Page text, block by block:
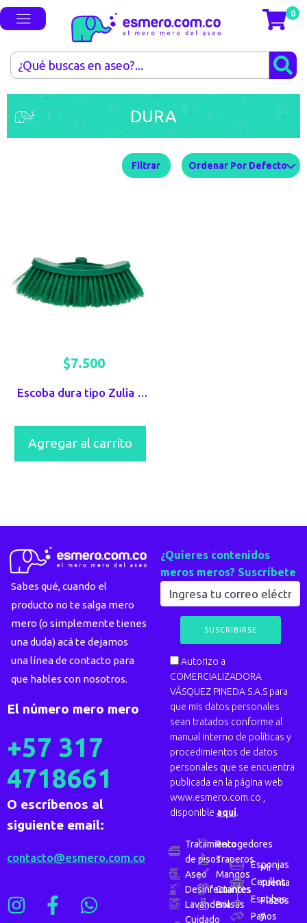
0
DURA
Filtrar
Escoba dura tipo Zulia Repuesto
$7.500
Agregar al carrito
Sabes qué, cuando el
producto no te salga mero
mero (o simplemente tienes
una duda) acá te dejamos
una línea de contacto para
que hables con nosotros.
El número mero mero
+57 317
4718661
O escríbenos al
siguiente email:
contacto@esmero.com.co
¿Quieres contenidos
meros meros? Suscríbete
Autorizo a
COMERCIALIZADORA
VÁSQUEZ PINEDA S.A.S para
que mis datos personales
sean tratados conforme al
manual interno de políticas y
procedimientos de datos
personales que se encuentra
publicada en la página web
www.esmero.com.co ,
disponible aquí.
Tratamiento
de pisos
Aseo
Desinfectantes
Lavanderia
Cuidado
Recogedores
Traperos
Mangos
Guantes
Bolsas
Esponjas
Cepillos
Escobas
Paños
Mi
cuenta
Plazos
y